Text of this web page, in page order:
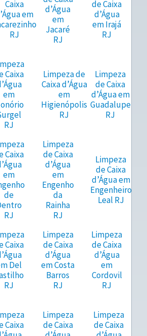
Caixa
em
RJ
d’Água
em
Jacaré
RJ
de Caixa
d’Água
em Irajá
RJ
Caixa
em
RJ
Limpeza de
Caixa d’Água
em
Higienópolis
RJ
Limpeza
de Caixa
d’Água em
Guadalupe
RJ
Caixa
em
de
RJ
Limpeza
de Caixa
d’Água
em
Engenho
da
Rainha
RJ
Limpeza
de Caixa
d’Água em
Engenheiro
Leal RJ
Caixa
Del
RJ
Limpeza
de Caixa
d’Água
em Costa
Barros
RJ
Limpeza
de Caixa
d’Água
em
Cordovil
RJ
Caixa
Limpeza
de Caixa
Limpeza
de Caixa